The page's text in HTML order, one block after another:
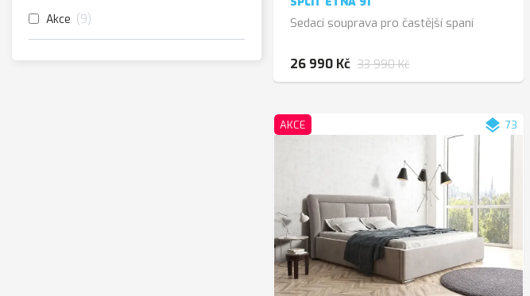
Akce 9 Sedací souprava pro častější spaní
26 990 Kč 33 990 Kč
AKCE layers 73